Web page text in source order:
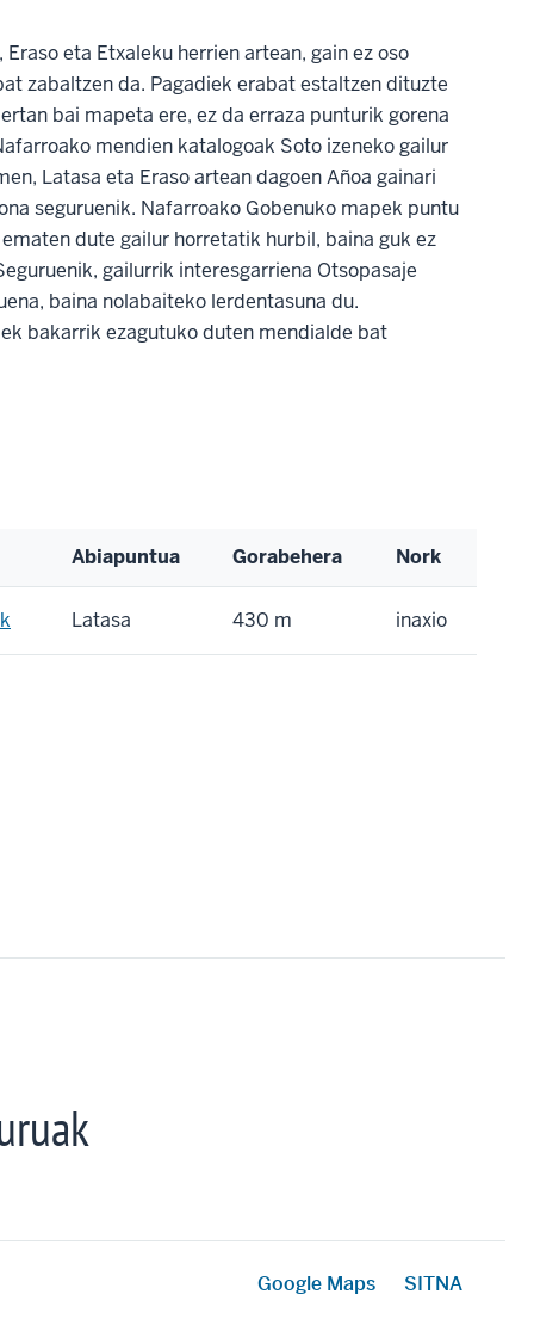
eta Etxaleku herrien artean, gain ez oso
zabaltzen da. Pagadiek erabat estaltzen dituzte
bai mapeta ere, ez da erraza punturik gorena
mendien katalogoak Soto izeneko gailur
Latasa eta Eraso artean dagoen Añoa gainari
seguruenik. Nafarroako Gobenuko mapek puntu
dute gailur horretatik hurbil, baina guk ez
gailurrik interesgarriena Otsopasaje
baina nolabaiteko lerdentasuna du.
bakarrik ezagutuko duten mendialde bat
Abiapuntua Gorabehera Nork
Latasa 430 m inaxio
Google Maps SITNA